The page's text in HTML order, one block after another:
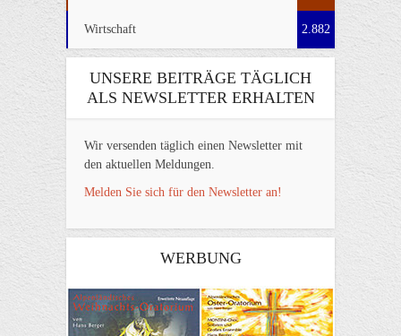
Wirtschaft 2.882
UNSERE BEITRÄGE TÄGLICH
ALS NEWSLETTER ERHALTEN
Wir versenden täglich einen Newsletter mit
den aktuellen Meldungen.
Melden Sie sich für den Newsletter an!
WERBUNG